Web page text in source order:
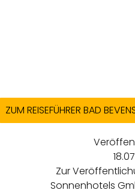
ZUM REISEFÜHRER BAD
Zur
Sonnenhotels